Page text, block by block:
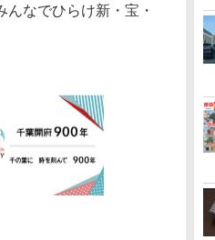
なでひらけ新・宝・